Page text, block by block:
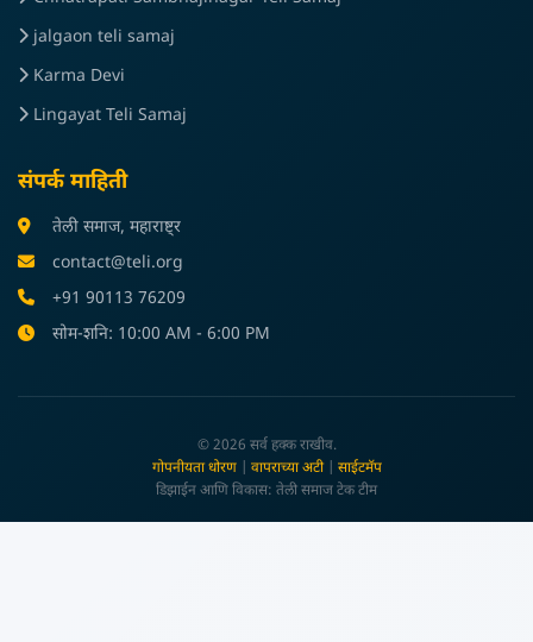
jalgaon teli samaj
Karma Devi
Lingayat Teli Samaj
संपर्क माहिती
तेली समाज, महाराष्ट्र
contact@teli.org
+91 90113 76209
सोम-शनि: 10:00 AM - 6:00 PM
© 2026 सर्व हक्क राखीव.
गोपनीयता धोरण| वापराच्या अटी| साईटमॅप
डिझाईन आणि विकास: तेली समाज टेक टीम